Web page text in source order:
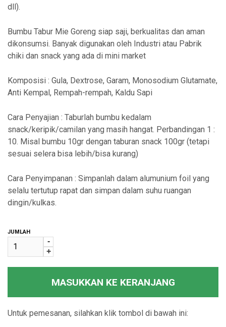
dll).
Bumbu Tabur Mie Goreng siap saji, berkualitas dan aman
dikonsumsi. Banyak digunakan oleh Industri atau Pabrik
chiki dan snack yang ada di mini market
Komposisi : Gula, Dextrose, Garam, Monosodium Glutamate,
Anti Kempal, Rempah-rempah, Kaldu Sapi
Cara Penyajian : Taburlah bumbu kedalam
snack/keripik/camilan yang masih hangat. Perbandingan 1 :
10. Misal bumbu 10gr dengan taburan snack 100gr (tetapi
sesuai selera bisa lebih/bisa kurang)
Cara Penyimpanan : Simpanlah dalam alumunium foil yang
selalu tertutup rapat dan simpan dalam suhu ruangan
dingin/kulkas.
JUMLAH
-
+
MASUKKAN KE KERANJANG
Untuk pemesanan, silahkan klik tombol di bawah ini: